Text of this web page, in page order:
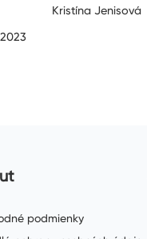
Kristína Jenisová
podmienky